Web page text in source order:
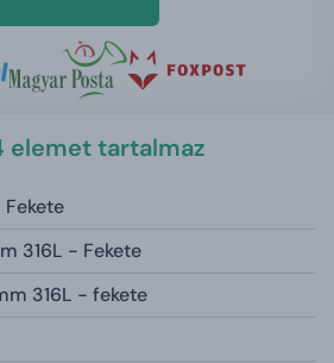
elemet tartalmaz
Fekete
316L - Fekete
316L - fekete